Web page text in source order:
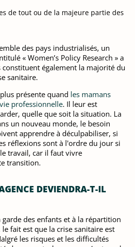
de tout ou de la majeure partie des
des pays industrialisés, un
« Women’s Policy Research » a
constituent également la majorité du
sanitaire.
présente quand les mamans
professionnelle. Il leur est
quelle que soit la situation. La
un nouveau monde, le besoin
apprendre à déculpabiliser, si
réflexions sont à l'ordre du jour si
travail, car il faut vivre
transition.
DEVIENDRA-T-IL
des enfants et à la répartition
fait est que la crise sanitaire est
les risques et les difficultés